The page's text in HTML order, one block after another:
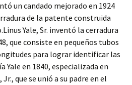
un candado mejorado en 1924
de la patente construida
Yale, Sr. inventó la cerradura
que consiste en pequeños tubos
para lograr identificar las
Yale en 1840, especializada en
que se unió a su padre en el